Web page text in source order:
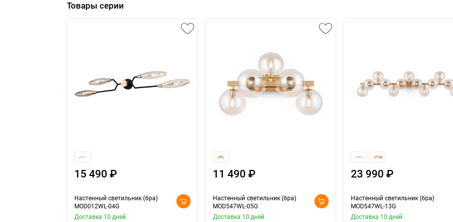
Товары серии
15 490 ₽
Настенный светильник (бра)
MOD012WL-04G
Доставка 10 дней
11 490 ₽
Настенный светильник (бра)
MOD547WL-05G
Доставка 10 дней
23 990 ₽
Настенный светильник (бра)
MOD547WL-13G
Доставка 10 дней